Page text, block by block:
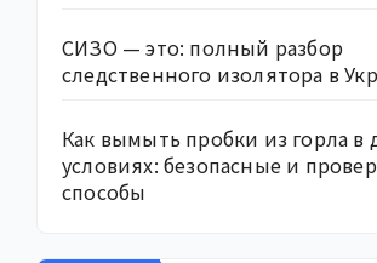
СИЗО — это: полный разбор
следственного изолятора в
Как вымыть пробки из горла в
условиях: безопасные и
способы